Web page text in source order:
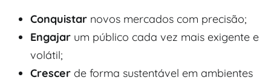
Conquistar novos mercados com precisão;
Engajar um público cada vez mais exigente e
volátil;
Crescer de forma sustentável em ambientes